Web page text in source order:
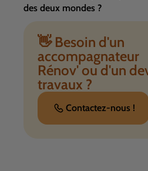
des deux mondes ?
👋 Besoin d'un
accompagnateur
Rénov' ou d'un
travaux ?
Contactez-nous !